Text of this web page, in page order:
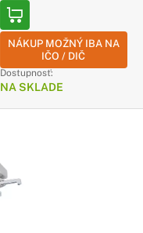
NÁKUP MOŽNÝ IBA NA
IČO / DIČ
Dostupnosť:
NA SKLADE